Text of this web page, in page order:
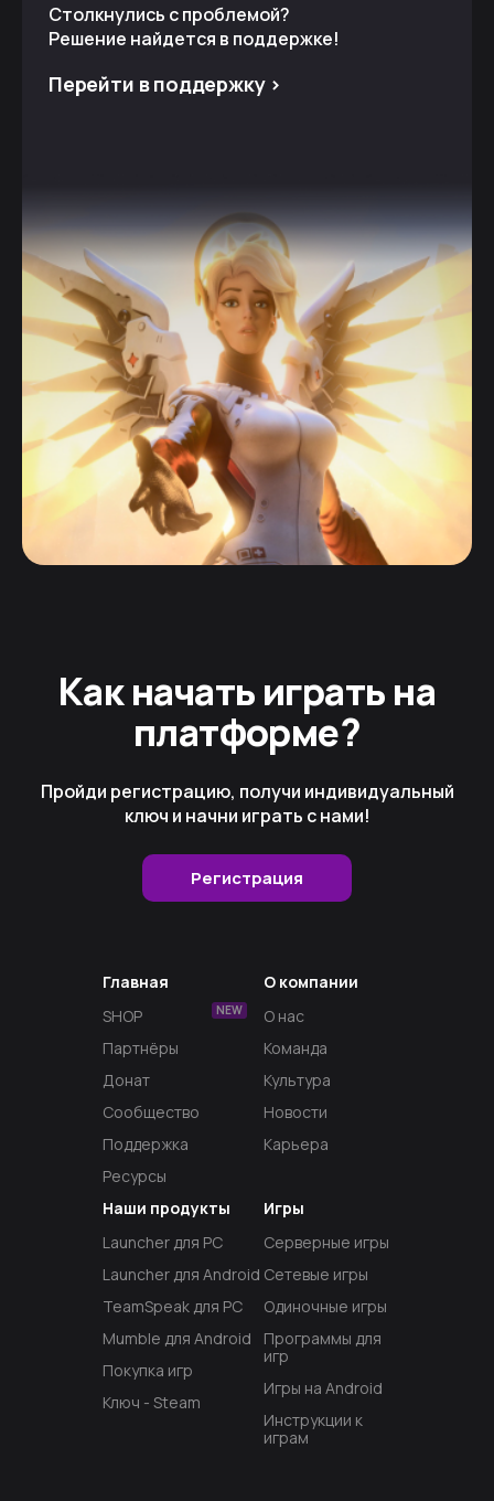
Столкнулись с проблемой?
Решение найдется в поддержке!
Перейти в поддержку >
Как начать играть на
платформе?
Пройди регистрацию, получи индивидуальный
ключ и начни играть с нами!
Регистрация
Главная
SHOP
NEW
Партнёры
Донат
Сообщество
Поддержка
Ресурсы
Наши продукты
Launcher для PC
Launcher для Android
TeamSpeak для PC
Mumble для Android
Покупка игр
Ключ - Steam
Игры
Серверные игры
Сетевые игры
Одиночные игры
Программы для
игр
Игры на Android
Инструкции к
играм
О компании
О нас
Команда
Культура
Новости
Карьера